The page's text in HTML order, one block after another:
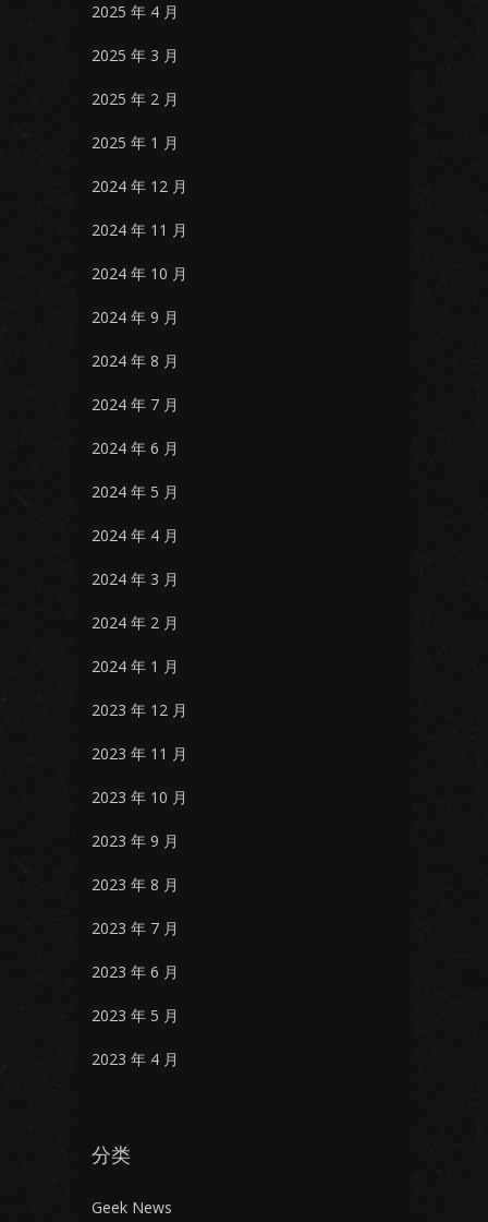
2025 年 4 月
2025 年 3 月
2025 年 2 月
2025 年 1 月
2024 年 12 月
2024 年 11 月
2024 年 10 月
2024 年 9 月
2024 年 8 月
2024 年 7 月
2024 年 6 月
2024 年 5 月
2024 年 4 月
2024 年 3 月
2024 年 2 月
2024 年 1 月
2023 年 12 月
2023 年 11 月
2023 年 10 月
2023 年 9 月
2023 年 8 月
2023 年 7 月
2023 年 6 月
2023 年 5 月
2023 年 4 月
分类
Geek News